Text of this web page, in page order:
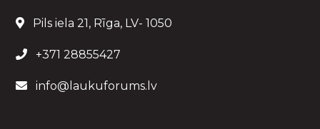
Pils iela 21, Rīga, LV- 1050
+371 28855427
info@laukuforums.lv